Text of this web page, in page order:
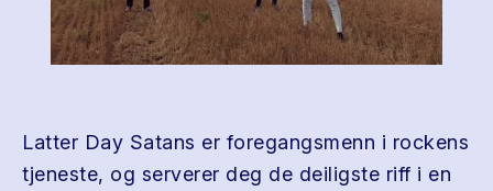
Latter Day Satans er foregangsmenn i rockens
tjeneste, og serverer deg de deiligste riff i en